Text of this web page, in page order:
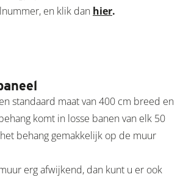
en klik dan hier.
standaard maat van 400 cm breed en
komt in losse banen van elk 50
behang gemakkelijk op de muur
erg afwijkend, dan kunt u er ook